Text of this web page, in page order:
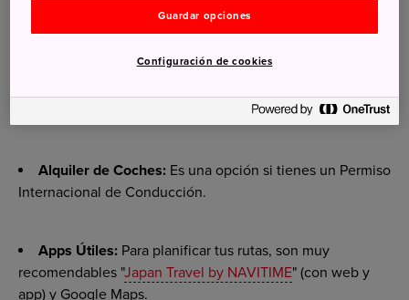
se puede instalar en dispositivos iPhone. En cada región
puedes conseguir otras como ICOCA y TOICA.
metro de Tokio durante 24, 48 o 72 horas.
Alquiler de Coches: Es una opción si tienes un Permiso
Internacional de Conducción.
Apps Útiles: Para planificar tus rutas, son muy
recomendables "Japan Travel by NAVITIME" (con web y
app) y Google Maps.
Guardar opciones
Configuración de cookies